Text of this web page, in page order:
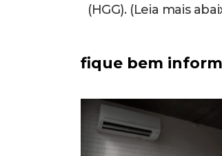
(HGG). (Leia mais
fique bem